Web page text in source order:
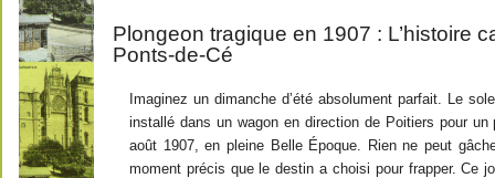
Plongeon tragique en 1907 : L’histoire
Ponts-de-Cé
Imaginez un dimanche d’été absolument parfait. Le
installé dans un wagon en direction de Poitiers pour
août 1907, en pleine Belle Époque. Rien ne peut
moment précis que le destin a choisi pour frapper. Ce